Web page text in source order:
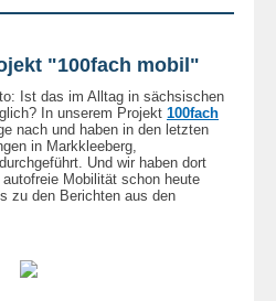
"100fach mobil"
Ist das im Alltag in sächsischen
In unserem Projekt 100fach
nach und haben in den letzten
in Markkleeberg,
Und wir haben dort
Mobilität schon heute
zu den Berichten aus den